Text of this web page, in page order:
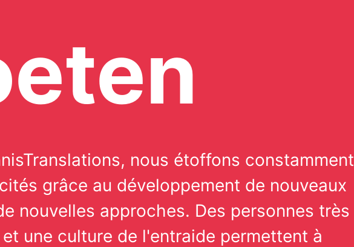
nous étoffons constamment
grâce au développement de nouveaux
nouvelles approches. Des personnes très
une culture de l'entraide permettent à